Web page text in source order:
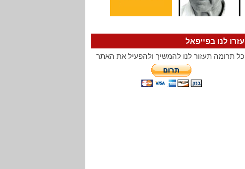
עזרו לנו בפייפאל
כל תרומה תעזור לנו להמשיך ולהפעיל את האתר